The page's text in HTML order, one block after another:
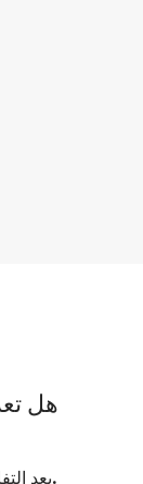
هل
بعد التفاوض مع العميل، نستعد لإطلاق المشروع الجديد.